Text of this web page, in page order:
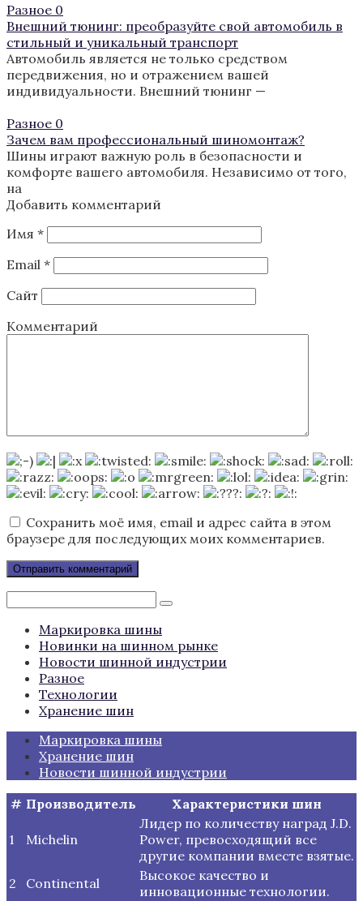
Разное 0
Внешний тюнинг: преобразуйте свой автомобиль в
стильный и уникальный транспорт
Автомобиль является не только средством
передвижения, но и отражением вашей
индивидуальности. Внешний тюнинг —
Разное 0
Зачем вам профессиональный шиномонтаж?
Шины играют важную роль в безопасности и
комфорте вашего автомобиля. Независимо от того,
на
Добавить комментарий
Имя *
Email *
Сайт
Комментарий
Сохранить моё имя, email и адрес сайта в этом
браузере для последующих моих комментариев.
Поиск:
Маркировка шины
Новинки на шинном рынке
Новости шинной индустрии
Разное
Технологии
Хранение шин
Маркировка шины
Хранение шин
Новости шинной индустрии
# Производитель Характеристики шин
1 Michelin
Лидер по количеству наград J.D.
Power, превосходящий все
другие компании вместе взятые.
2
Continental
Высокое качество и
инновационные технологии.